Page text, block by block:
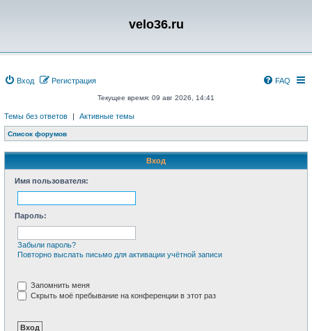
velo36.ru
Вход Регистрация FAQ
Текущее время: 09 авг 2026, 14:41
Темы без ответов | Активные темы
Список форумов
Вход
Имя пользователя:
Пароль:
Забыли пароль?
Повторно выслать письмо для активации учётной записи
Запомнить меня
Скрыть моё пребывание на конференции в этот раз